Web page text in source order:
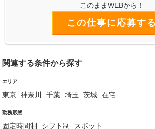
このままWEBから！
この仕事に応募する
関連する条件から探す
エリア
東京 神奈川 千葉 埼玉 茨城 在宅
勤務形態
固定時間制 シフト制 スポット